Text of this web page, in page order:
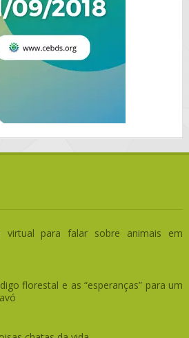
virtual para falar sobre animais em
florestal e as “esperanças” para um